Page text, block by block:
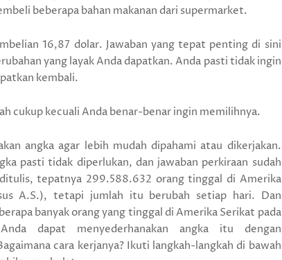
beberapa bahan makanan dari supermarket.
16,87 dolar. Jawaban yang tepat penting di sini
yang layak Anda dapatkan. Anda pasti tidak ingin
kembali.
cukup kecuali Anda benar-benar ingin memilihnya.
angka agar lebih mudah dipahami atau dikerjakan.
pasti tidak diperlukan, dan jawaban perkiraan sudah
tepatnya 299.588.632 orang tinggal di Amerika
A.S.), tetapi jumlah itu berubah setiap hari. Dan
banyak orang yang tinggal di Amerika Serikat pada
dapat menyederhanakan angka itu dengan
cara kerjanya? Ikuti langkah-langkah di bawah